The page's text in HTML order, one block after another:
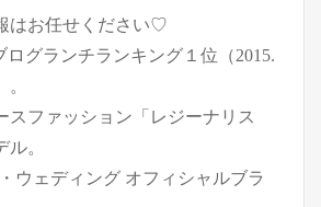
はお任せください♡
ログランチランキング１位（2015.
。
スファッション「レジーナリス
ル。
ウェディング オフィシャルブラ